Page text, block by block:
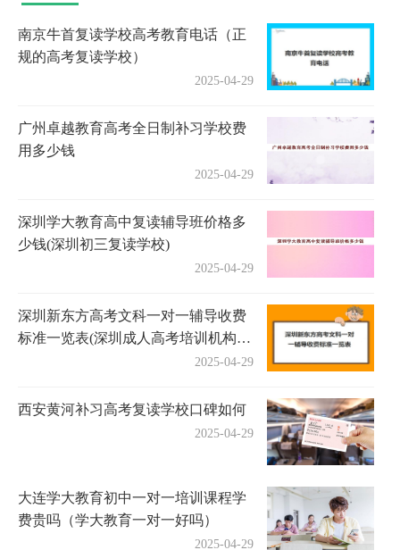
南京牛首复读学校高考教育电话（正
规的高考复读学校）
2025-04-29
广州卓越教育高考全日制补习学校费
用多少钱
2025-04-29
深圳学大教育高中复读辅导班价格多
少钱(深圳初三复读学校)
2025-04-29
深圳新东方高考文科一对一辅导收费
标准一览表(深圳成人高考培训机构有
2025-04-29
西安黄河补习高考复读学校口碑如何
2025-04-29
大连学大教育初中一对一培训课程学
费贵吗（学大教育一对一好吗）
2025-04-29